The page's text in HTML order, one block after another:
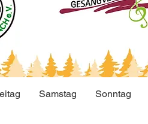
Samstag Sonntag